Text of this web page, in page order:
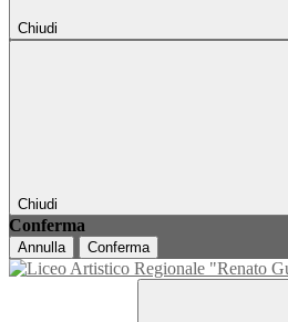
Chiudi
Chiudi
Conferma
Annulla Conferma